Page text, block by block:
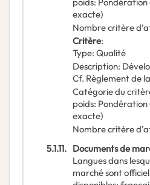
exacte)
Nombre critère
Critère:
Type: Qualité
Description:
Cf. Règlement de
Catégorie du
poids:
exacte)
Nombre critère
5.1.11. Documents de
Langues dans
marché sont